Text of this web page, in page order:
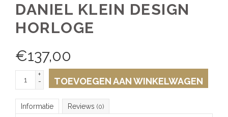
DANIEL KLEIN DESIGN
HORLOGE
€137,00
+
-
TOEVOEGEN AAN WINKELWAGEN
Informatie Reviews (0)